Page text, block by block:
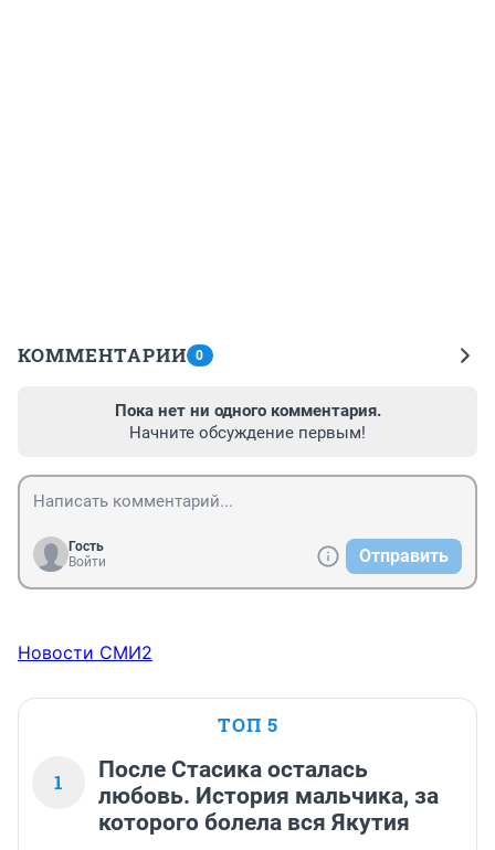
КОММЕНТАРИИ 0
Пока нет ни одного комментария.
Начните обсуждение первым!
Гость
Войти
Отправить
Новости СМИ2
ТОП 5
1
После Стасика осталась
любовь. История мальчика, за
которого болела вся Якутия